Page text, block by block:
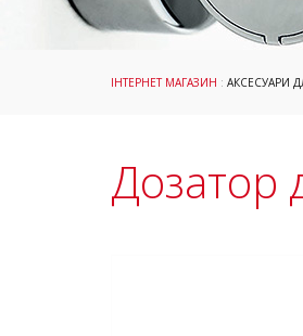
ІНТЕРНЕТ МАГАЗИН : АКСЕСУАРИ
Дозатор